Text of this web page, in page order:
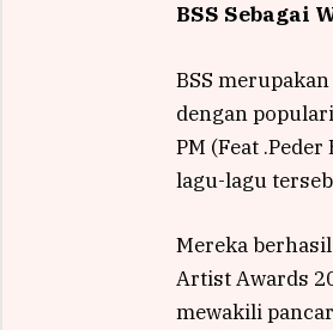
BSS Sebagai
BSS
dengan
PM (Feat
lagu-lagu
Mereka
Artist Awards
mewakili